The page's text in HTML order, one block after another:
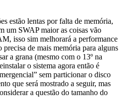
estão lentas por falta de memória,
um SWAP maior as coisas vão
isso sim melhorará a performance
de mais memória para alguns
a grana (mesmo com o 13º na
o sistema agora então é
sem particionar o disco
que será mostrado a seguir, mas
a questão do tamanho do